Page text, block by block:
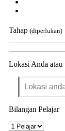
Tahap (diperlukan)
Lokasi Anda
Bilangan Pelajar